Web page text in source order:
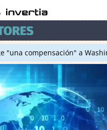
"una compensación" a